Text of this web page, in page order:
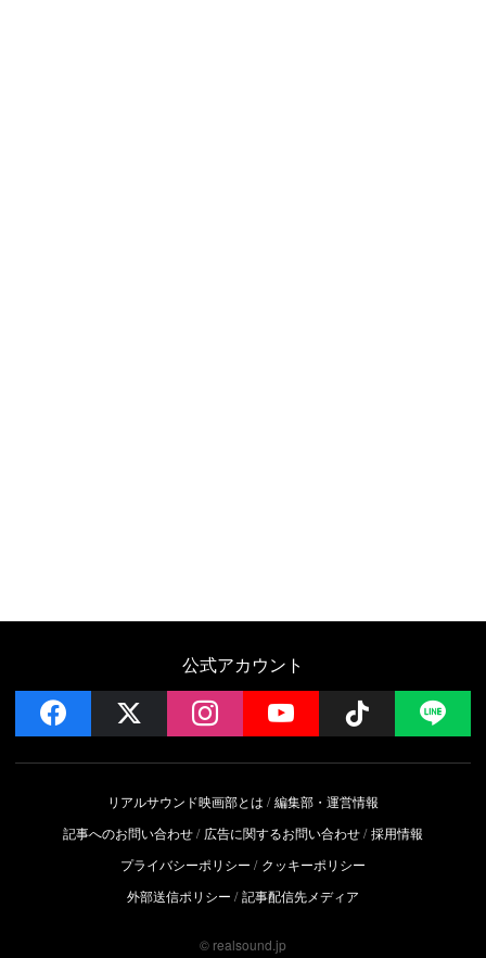
公式アカウント
facebook instagramYouTube Follow
リアルサウンド映画部とは
編集部・運営情報
記事へのお問い合わせ
広告に関するお問い合わせ 採用情報
プライバシーポリシー
クッキーポリシー
外部送信ポリシー
記事配信先メディア
© realsound.jp